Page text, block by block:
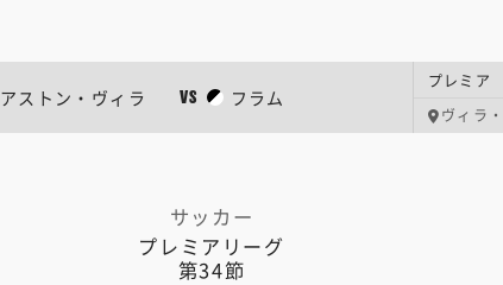
アストン・ヴィラ VS フラム
プレミ
ヴィラ
サッカー
プレミアリーグ
第34節